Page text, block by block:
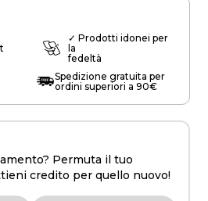
✓ Prodotti idonei per
la
fedeltà
Spedizione gratuita per
ordini superiori a 90€
Permuta il tuo
credito per quello nuovo!